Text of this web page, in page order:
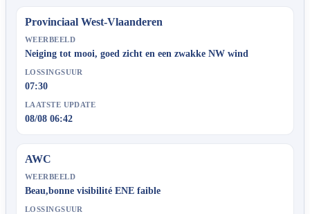
Provinciaal West-Vlaanderen
WEERBEELD
Neiging tot mooi, goed zicht en een zwakke NW wind
LOSSINGSUUR
07:30
LAATSTE UPDATE
08/08 06:42
AWC
WEERBEELD
Beau,bonne visibilité ENE faible
LOSSINGSUUR